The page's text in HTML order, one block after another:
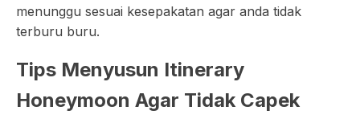
menunggu sesuai kesepakatan agar anda tidak
terburu buru.
Tips Menyusun Itinerary
Honeymoon Agar Tidak Capek